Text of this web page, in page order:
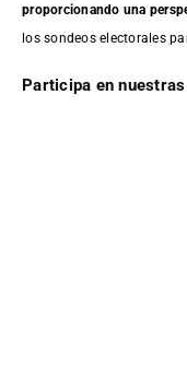
proporcionando una
los sondeos electorales
Participa en